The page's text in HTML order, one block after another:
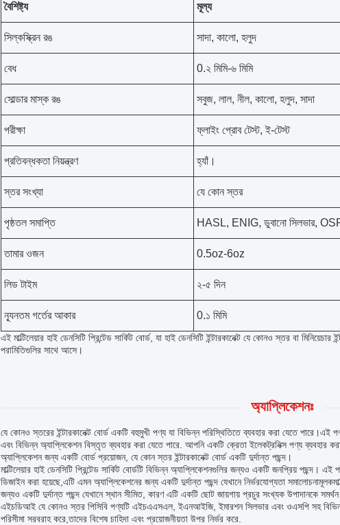
বৈশিষ্ট্য মূল্য
সিল্কস্ক্রিন রঙ সাদা, কালো, হলুদ
বেধ 0.২ মিমি-৬ মিমি
সোল্ডার মাস্ক রঙ সবুজ, লাল, নীল, কালো, হলুদ, সাদা
পরীক্ষা ফ্লাইং প্রোব টেস্ট, ই-টেস্ট
প্রতিবন্ধকতা নিয়ন্ত্রণ হ্যাঁ।
স্তর সংখ্যা যে কোন স্তর
পৃষ্ঠতল সমাপ্তি HASL, ENIG, ডুবানো সিলভার,
তামার ওজন 0.5oz-6oz
লিড টাইম ২-৫ দিন
ন্যূনতম গর্তের আকার 0.১ মিমি
এই মাল্টিলেয়ার হাই ডেনসিটি প্রিন্টেড সার্কিট বোর্ড, যা হাই ডেনসিটি ইন্টারকানেক্ট যে কোনও স্তর বা
পরামিতিগুলির সাথে আসে।
অ্যাপ্লিকেশনঃ
যে কোনও স্তরের ইন্টারকানেক্ট বোর্ড একটি বহুমুখী পণ্য যা বিভিন্ন পরিস্থিতিতে ব্যবহার করা যেতে
এবং বিভিন্ন অ্যাপ্লিকেশন বিস্তৃত ব্যবহার করা যেতে পারে. আপনি একটি ক্রেতা ইলেকট্রনিক্স পণ্য ব্যবহার
অ্যাপ্লিকেশন জন্য একটি বোর্ড প্রয়োজন, যে কোন স্তর ইন্টারকানেক্ট বোর্ড একটি দুর্দান্ত পছন্দ।
মাল্টিলেয়ার হাই ডেনসিটি প্রিন্টেড সার্কিট বোর্ডটি বিভিন্ন অ্যাপ্লিকেশনগুলির জন্যও একটি জনপ্রিয় পছন্দ।
ডিজাইন করা হয়েছে,এটি এমন অ্যাপ্লিকেশনের জন্য একটি দুর্দান্ত পছন্দ যেখানে নির্ভরযোগ্যতা
জন্যও একটি দুর্দান্ত পছন্দ যেখানে স্থান সীমিত, কারণ এটি একটি ছোট জায়গায় প্রচুর সংখ্যক উপাদানকে
এইচডিআই যে কোনও স্তর পিসিবি পণ্যটি এইচএএসএল, ইএনআইজি, ইমারশন সিলভার এবং ওএসপি সহ
পরিসীমা সরবরাহ করে,তাদের বিশেষ চাহিদা এবং প্রয়োজনীয়তা উপর নির্ভর করে.